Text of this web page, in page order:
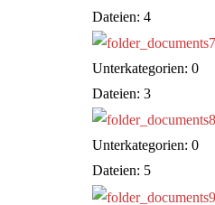
Dateien: 4
Unterkategorien: 0
Dateien: 3
Unterkategorien: 0
Dateien: 5